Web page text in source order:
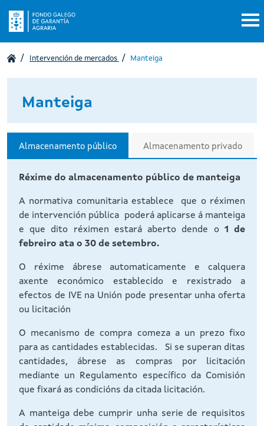
Intervención de mercados Manteiga
Manteiga
Almacenamento público Almacenamento privado
Réxime do almacenamento público de manteiga
A normativa comunitaria establece que o réximen
de intervención pública poderá aplicarse á manteiga
e que dito réximen estará aberto dende o 1 de
febreiro ata o 30 de setembro.
O réxime ábrese automaticamente e calquera
axente económico establecido e rexistrado a
efectos de IVE na Unión pode presentar unha oferta
ou licitación
O mecanismo de compra comeza a un prezo fixo
para as cantidades establecidas. Si se superan ditas
cantidades, ábrese as compras por licitación
mediante un Regulamento específico da Comisión
que fixará as condicións da citada licitación.
A manteiga debe cumprir unha serie de requisitos